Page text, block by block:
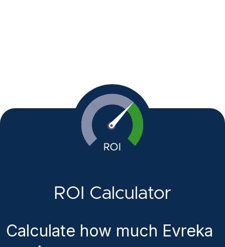
ROI Calculator
Calculate how much Evreka